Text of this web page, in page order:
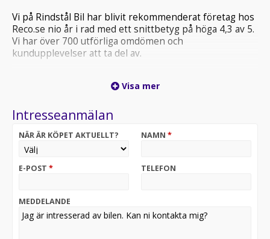
Vi på Rindstål Bil har blivit rekommenderat företag hos
Reco.se nio år i rad med ett snittbetyg på höga 4,3 av 5.
Vi har över 700 utförliga omdömen och
kundupplevelser att ta del av.
- Multifunktionsratt
bilens utrustning listas.
modell, ålder och miltal.
går gärna igenom fordonet på distans genom
videosamtal.
Visa mer
Intresseanmälan
NÄR ÄR KÖPET AKTUELLT? NAMN *
E-POST * TELEFON
MEDDELANDE